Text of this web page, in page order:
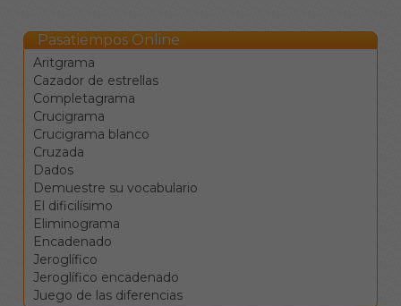
Pasatiempos Online
Aritgrama
Cazador de estrellas
Completagrama
Crucigrama
Crucigrama blanco
Cruzada
Dados
Demuestre su vocabulario
El dificilísimo
Eliminograma
Encadenado
Jeroglífico
Jeroglífico encadenado
Juego de las diferencias
seleccionada quedará
rellenada con dicha letra y
siguiente. Así, podrá
rellenar todas las casillas
necesidad de pulsar
(Ctrl) activan los
cuatro direcciones.
El tabulador |→ sirve